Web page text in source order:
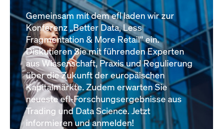
Gemeinsam mit dem efl laden wir zur
Konferenz „Better Data, Less
Fragmentation & More Retail“ ein.
Diskutieren Sie mit führenden Experten
aus Wissenschaft, Praxis und Regulierung
über die Zukunft der europäischen
Kapitalmärkte. Zudem erwarten Sie
neueste efl-Forschungsergebnisse aus
Trading und Data Science. Jetzt
informieren und anmelden!